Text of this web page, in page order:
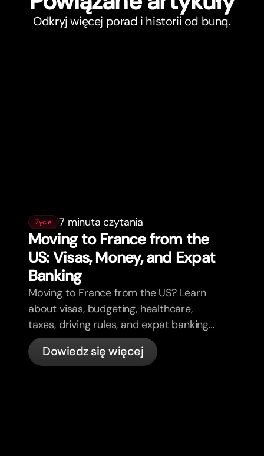
Odkryj więcej porad i historii od bunq.
Życie 7 minuta czytania
Moving to France from the
US: Visas, Money, and Expat
Banking
Moving to France from the US? Learn
about visas, budgeting, healthcare,
taxes, driving rules, and expat banking
in France with bunq.
Dowiedz się więcej